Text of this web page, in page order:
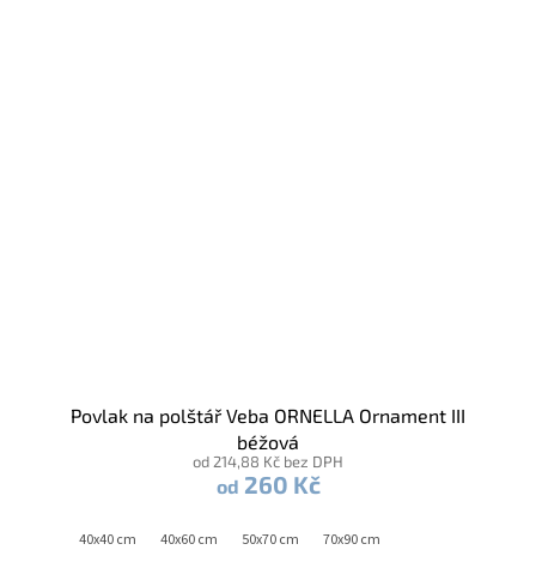
Povlak na polštář Veba ORNELLA Ornament III
béžová
od 214,88 Kč bez DPH
od 260 Kč
40x40 cm 40x60 cm 50x70 cm 70x90 cm